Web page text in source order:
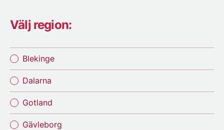
Välj region:
Blekinge
Dalarna
Gotland
Gävleborg